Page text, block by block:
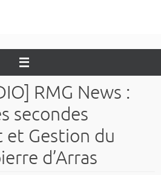
RMG News :
secondes
et Gestion du
d’Arras